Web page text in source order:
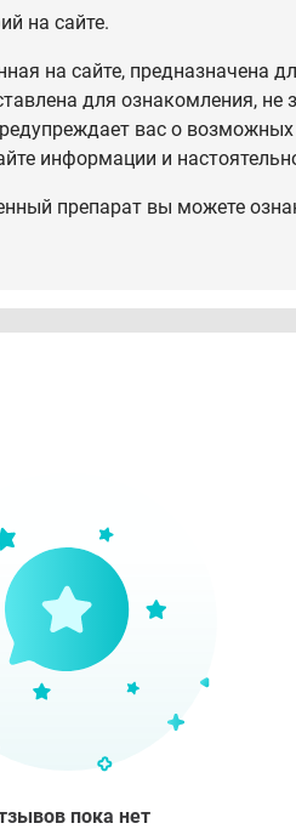
на сайте.
на сайте, предназначена
для ознакомления,
вас о
информации и
препарат вы можете
пока нет